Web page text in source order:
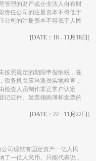
管理的财产或企业法人自有财
责任公司的注册资本不得低于
公司的注册资本不得低于人民
[DATE：18 - 11月18日]
按照规定的期限申报纳税，在
税务机关应当派员实地检查，
检查人员制作非正常户认定
记证件、发票领购簿和发票的
[DATE：22 - 11月22日]
司现就有固定资产一亿人民
了一亿人民币。只能代表说，